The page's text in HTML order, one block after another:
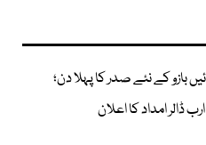
بازو کے نئے صدر کا پہلا دن؛
ڈالر امداد کا اعلان